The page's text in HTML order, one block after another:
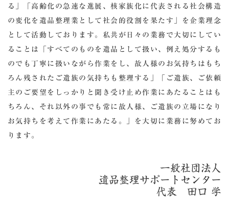
る」「高齢化の急速な進展、核家族化に代表される社会構造
の変化を遺品整理業として社会的役割を果たす」を企業理念
として活動しております。 私共が日々の業務で大切にしてい
ることは「すべてのものを遺品として扱い、例え処分するも
のでも丁寧に扱いながら作業をし、故人様のお気持ちはもち
ろん残されたご遺族の気持ちも整理する」「ご遺族、ご依頼
主のご要望をしっかりと聞き受け止め作業にあたることはも
ちろん、それ以外の事でも常に故人様、ご遺族の立場になり
お気持ちを考えて作業にあたる。」を大切に業務に努めてお
ります。
一般社団法人
遺品整理サポートセンター
代表 田口 学